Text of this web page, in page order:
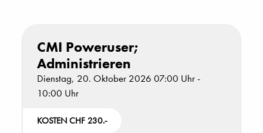
CMI Poweruser;
Administrieren
Dienstag, 20. Oktober 2026 07:00 Uhr -
10:00 Uhr
KOSTEN CHF 230.-